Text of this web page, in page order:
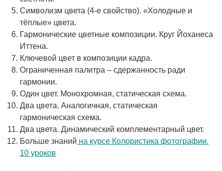
Символизм цвета (4-е свойство). «Холодные и
тёплые» цвета.
Гармонические цветные композиции. Круг Йоханеса
Иттена.
Ключевой цвет в композиции кадра.
Ограниченная палитра – сдержанность ради
гармонии.
Один цвет. Монохромная, статическая схема.
Два цвета. Аналогичная, статическая
гармоническая схема.
Два цвета. Динамический комплементарный цвет.
Больше знаний на курсе Колористика фотографии.
10 уроков